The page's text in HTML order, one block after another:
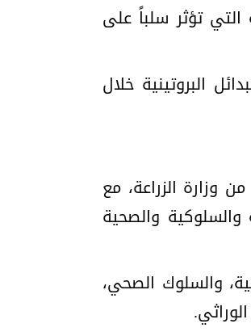
التي تؤثر سلباً على
البروتينية خلال
وزارة الزراعة، مع
والسلوكية والصحية
والسلوك الصحي،